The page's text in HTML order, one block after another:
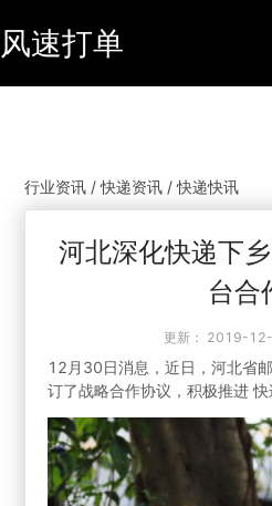
风速打单
行业资讯 / 快递资讯 / 快递快讯
河北深化快递下
台合
更新： 2019-
12月30日消息，近日，河北省
订了战略合作协议，积极推进 快